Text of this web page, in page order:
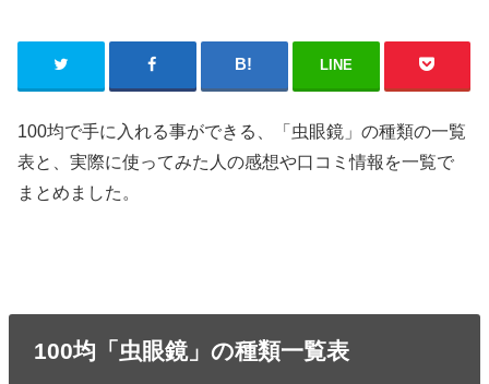
LINE
100均で手に入れる事ができる、「虫眼鏡」の種類の一覧
表と、実際に使ってみた人の感想や口コミ情報を一覧で
まとめました。
100均「虫眼鏡」の種類一覧表